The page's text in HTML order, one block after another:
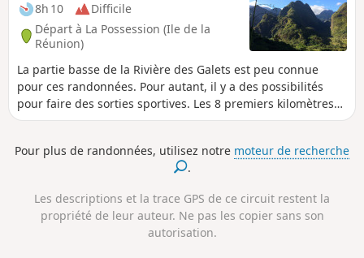
8h 10
Difficile
Départ à La Possession (Ile de la
Réunion)
La partie basse de la Rivière des Galets est peu connue
pour ces randonnées. Pour autant, il y a des possibilités
pour faire des sorties sportives. Les 8 premiers kilomètres
de cette sortie sont plats et servent de mise en jambes
des points de vue sympa sur la Rivière des Galets. La
descente par le haut du rempart est plus douce que la
Voir & infos pratiques.
Pour plus de randonnées, utilisez notre moteur de recherche
.
Les descriptions et la trace GPS de ce circuit restent la
propriété de leur auteur. Ne pas les copier sans son
autorisation.